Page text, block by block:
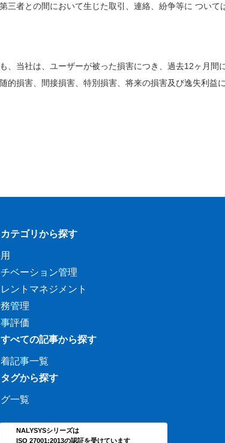
者との間において⽣じた取引、連絡、紛争等に ついて
、当社は、ユーザーが被った損害につき、過去12ヶ⽉間
的損害、間接損害、特別損害、将来の損害及び逸失利益
カテゴリから探す
ベーション管理
ントマネジメント
管理
事評価
すべての記事から探す
記事一覧
タグから探す
一覧
NALYSYSシリーズは
ISO 27001:2013の認証を受けています